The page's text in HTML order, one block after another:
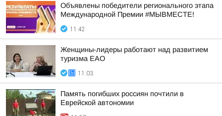
Объявлены победители регионального этапа
Международной Премии #МЫВМЕСТЕ!
11:42
Женщины-лидеры работают над развитием
туризма ЕАО
11:03
Память погибших россиян почтили в
Еврейской автономии